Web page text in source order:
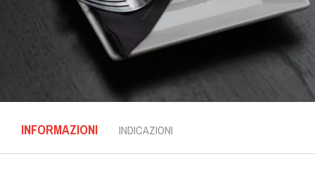
INFORMAZIONI INDICAZIONI